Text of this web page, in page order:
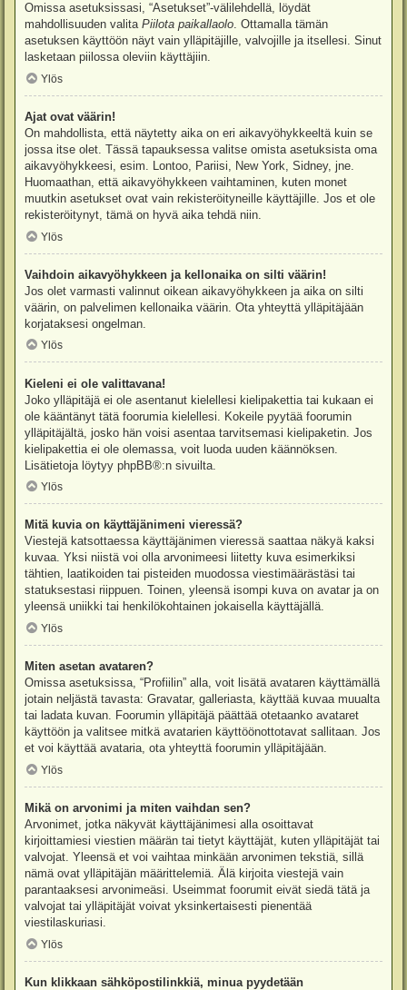
Omissa asetuksissasi, “Asetukset”-välilehdellä, löydät
mahdollisuuden valita Piilota paikallaolo. Ottamalla tämän
asetuksen käyttöön näyt vain ylläpitäjille, valvojille ja itsellesi. Sinut
lasketaan piilossa oleviin käyttäjiin.
Ylös
Ajat ovat väärin!
On mahdollista, että näytetty aika on eri aikavyöhykkeeltä kuin se
jossa itse olet. Tässä tapauksessa valitse omista asetuksista oma
aikavyöhykkeesi, esim. Lontoo, Pariisi, New York, Sidney, jne.
Huomaathan, että aikavyöhykkeen vaihtaminen, kuten monet
muutkin asetukset ovat vain rekisteröityneille käyttäjille. Jos et ole
rekisteröitynyt, tämä on hyvä aika tehdä niin.
Ylös
Vaihdoin aikavyöhykkeen ja kellonaika on silti väärin!
Jos olet varmasti valinnut oikean aikavyöhykkeen ja aika on silti
väärin, on palvelimen kellonaika väärin. Ota yhteyttä ylläpitäjään
korjataksesi ongelman.
Ylös
Kieleni ei ole valittavana!
Joko ylläpitäjä ei ole asentanut kielellesi kielipakettia tai kukaan ei
ole kääntänyt tätä foorumia kielellesi. Kokeile pyytää foorumin
ylläpitäjältä, josko hän voisi asentaa tarvitsemasi kielipaketin. Jos
kielipakettia ei ole olemassa, voit luoda uuden käännöksen.
Lisätietoja löytyy phpBB®:n sivuilta.
Ylös
Mitä kuvia on käyttäjänimeni vieressä?
Viestejä katsottaessa käyttäjänimen vieressä saattaa näkyä kaksi
kuvaa. Yksi niistä voi olla arvonimeesi liitetty kuva esimerkiksi
tähtien, laatikoiden tai pisteiden muodossa viestimäärästäsi tai
statuksestasi riippuen. Toinen, yleensä isompi kuva on avatar ja on
yleensä uniikki tai henkilökohtainen jokaisella käyttäjällä.
Ylös
Miten asetan avataren?
Omissa asetuksissa, “Profiilin” alla, voit lisätä avataren käyttämällä
jotain neljästä tavasta: Gravatar, galleriasta, käyttää kuvaa muualta
tai ladata kuvan. Foorumin ylläpitäjä päättää otetaanko avataret
käyttöön ja valitsee mitkä avatarien käyttöönottotavat sallitaan. Jos
et voi käyttää avataria, ota yhteyttä foorumin ylläpitäjään.
Ylös
Mikä on arvonimi ja miten vaihdan sen?
Arvonimet, jotka näkyvät käyttäjänimesi alla osoittavat
kirjoittamiesi viestien määrän tai tietyt käyttäjät, kuten ylläpitäjät tai
valvojat. Yleensä et voi vaihtaa minkään arvonimen tekstiä, sillä
nämä ovat ylläpitäjän määrittelemiä. Älä kirjoita viestejä vain
parantaaksesi arvonimeäsi. Useimmat foorumit eivät siedä tätä ja
valvojat tai ylläpitäjät voivat yksinkertaisesti pienentää
viestilaskuriasi.
Ylös
Kun klikkaan sähköpostilinkkiä, minua pyydetään